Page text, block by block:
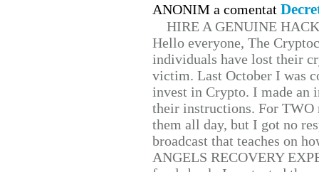
ANONIM a comentat
HIRE A GENUINE
Hello everyone, The
individuals have lost their
victim. Last October I was
invest in Crypto. I made
their instructions. For TWO
them all day, but I got no
broadcast that teaches on
ANGELS RECOVERY